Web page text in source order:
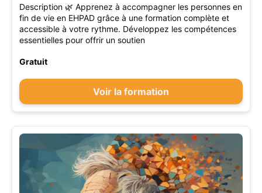
Description 🌿 Apprenez à accompagner les personnes en
fin de vie en EHPAD grâce à une formation complète et
accessible à votre rythme. Développez les compétences
essentielles pour offrir un soutien
Gratuit
Voir la formation